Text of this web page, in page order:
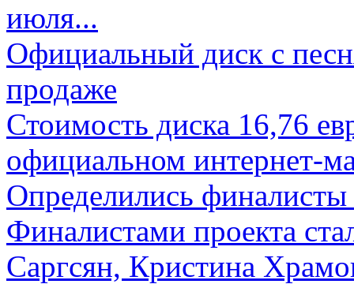
июля...
Официальный диск с
продаже
Стоимость диска 16,76
официальном интернет-
Определились
Финалистами проекта
Саргсян, Кристина